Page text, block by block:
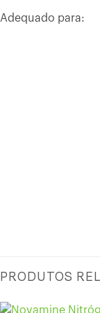
Adequado para:
PRODUTOS